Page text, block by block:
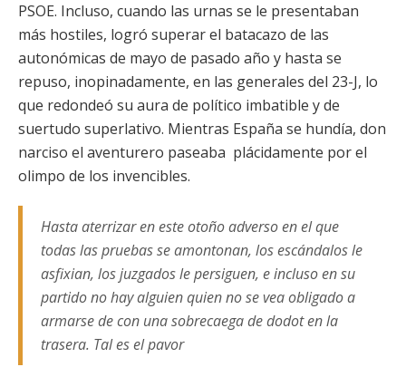
PSOE. Incluso, cuando las urnas se le presentaban
más hostiles, logró superar el batacazo de las
autonómicas de mayo de pasado año y hasta se
repuso, inopinadamente, en las generales del 23-J, lo
que redondeó su aura de político imbatible y de
suertudo superlativo. Mientras España se hundía, don
narciso el aventurero paseaba plácidamente por el
olimpo de los invencibles.
Hasta aterrizar en este otoño adverso en el que
todas las pruebas se amontonan, los escándalos le
asfixian, los juzgados le persiguen, e incluso en su
partido no hay alguien quien no se vea obligado a
armarse de con una sobrecaega de dodot en la
trasera. Tal es el pavor